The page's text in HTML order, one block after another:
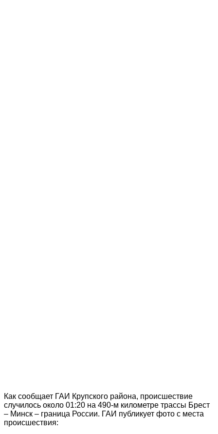
Как сообщает ГАИ Крупского района, происшествие
случилось около 01:20 на 490-м километре трассы Брест
– Минск – граница России. ГАИ публикует фото с места
происшествия: